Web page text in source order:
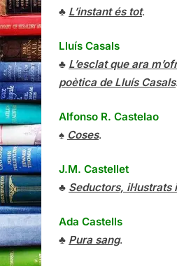
♣ L’instant és tot.
Lluís Casals
♣ L’esclat que ara
poètica de Lluís Casals.
Alfonso R. Castelao
♠ Coses.
J.M. Castellet
♣ Seductors, il·lustrats
Ada Castells
♣ Pura sang.